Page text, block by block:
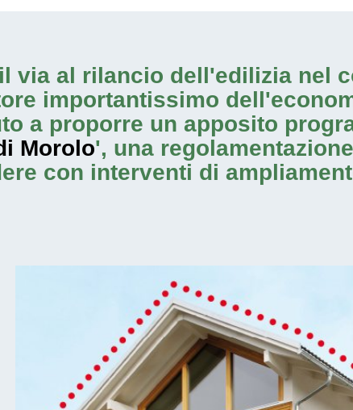
via al rilancio dell'edilizia nel
importantissimo
a proporre un apposito
Morolo', una
con interventi di